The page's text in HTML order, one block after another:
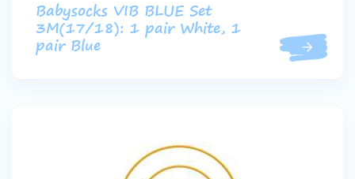
Babysocks VIB BLUE Set
3M(17/18): 1 pair White, 1
pair Blue